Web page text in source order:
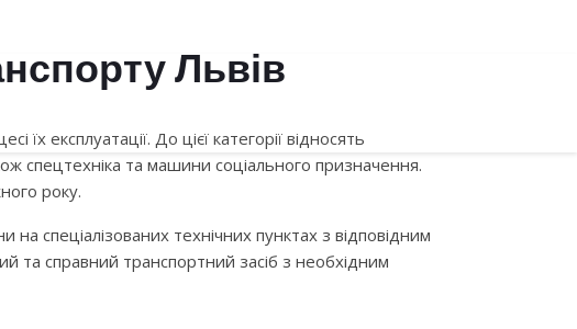
Львів
експлуатації. До цієї категорії відносять
спецтехніка та машини соціального призначення.
року.
спеціалізованих технічних пунктах з відповідним
та справний транспортний засіб з необхідним